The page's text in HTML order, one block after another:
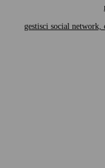
gestisci social